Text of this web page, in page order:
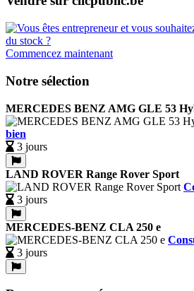
Commencez maintenant
Notre sélection
MERCEDES BENZ AMG GLE 53
bien
3 jours
LAND ROVER Range Rover Sport
3 jours
MERCEDES-BENZ CLA 250 e
3 jours